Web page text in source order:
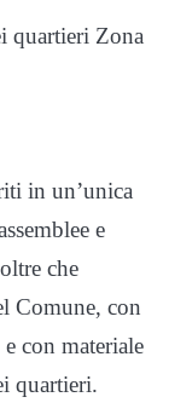
quartieri Zona
in un’unica
e
che
Comune, con
con materiale
quartieri.